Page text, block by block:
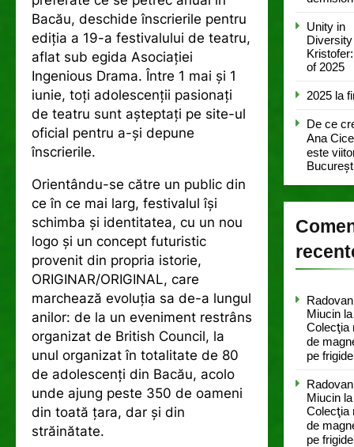
Bacău, deschide înscrierile pentru
ediția a 19-a festivalului de teatru,
aflat sub egida Asociației
Ingenious Drama. Între 1 mai și 1
iunie, toți adolescenții pasionați
de teatru sunt așteptați pe site-ul
oficial pentru a-și depune
înscrierile.
Orientându-se către un public din
ce în ce mai larg, festivalul își
schimba și identitatea, cu un nou
logo și un concept futuristic
provenit din propria istorie,
ORIGINAR/ORIGINAL, care
marchează evoluția sa de-a lungul
anilor: de la un eveniment restrâns
organizat de British Council, la
unul organizat în totalitate de 80
de adolescenți din Bacău, acolo
unde ajung peste 350 de oameni
din toată țara, dar și din
străinătate.
Unity in
of 2025
2025 la
De ce
Ana
este
Miucin la
Colecţia
de
pe
Miucin la
Colecţia
de
pe